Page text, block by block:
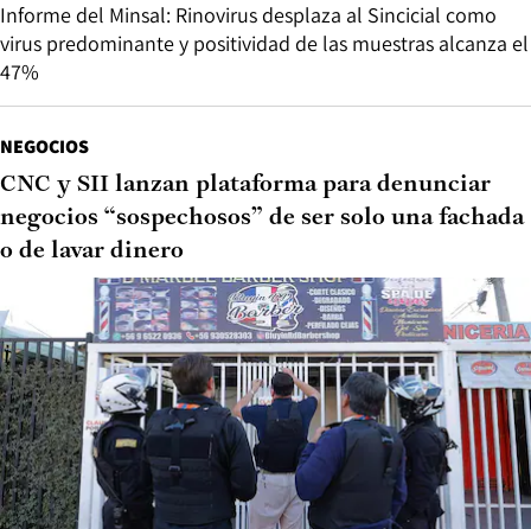
Informe del Minsal: Rinovirus desplaza al Sincicial como
virus predominante y positividad de las muestras alcanza el
47%
NEGOCIOS
CNC y SII lanzan plataforma para denunciar
negocios “sospechosos” de ser solo una fachada
o de lavar dinero